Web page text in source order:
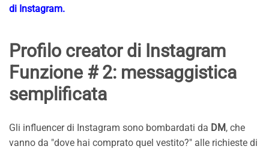
di Instagram.
Profilo creator di Instagram
Funzione # 2: messaggistica
semplificata
Gli influencer di Instagram sono bombardati da DM, che
vanno da "dove hai comprato quel vestito?" alle richieste di